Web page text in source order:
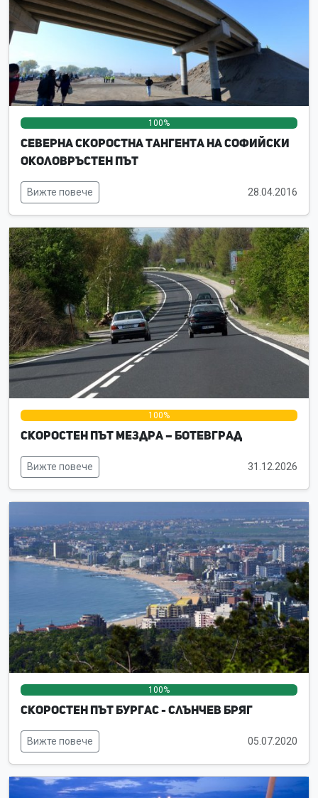
100%
Северна скоростна тангента на Софийски
околовръстен път
Вижте повече 28.04.2016
0% 100%
Скоростен път Мездра – Ботевград
Вижте повече 31.12.2026
100%
Скоростен път Бургас - Слънчев бряг
Вижте повече 05.07.2020